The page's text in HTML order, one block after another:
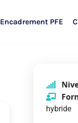
Encadrement PFE
hybride